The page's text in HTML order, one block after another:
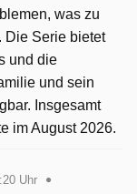
was zu
Die Serie bietet
und die
und sein
Insgesamt
im August 2026.
Uhr